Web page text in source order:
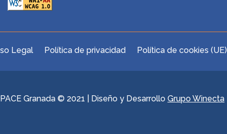
Legal Política de privacidad Política de cookies (UE)
Granada © 2021 | Diseño y Desarrollo Grupo Winecta